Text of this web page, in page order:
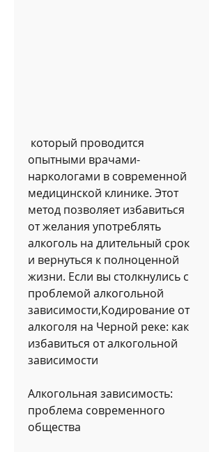
опытными врачами-
наркологами в современной
медицинской клинике. Этот
метод позволяет избавиться
от желания употреблять
алкоголь на длительный срок
и вернуться к полноценной
жизни. Если вы столкнулись с
проблемой алкогольной
зависимости,Кодирование от
алкоголя на Черной реке: как
избавиться от алкогольной
зависимости
Алкогольная зависимость:
проблема современного
общества